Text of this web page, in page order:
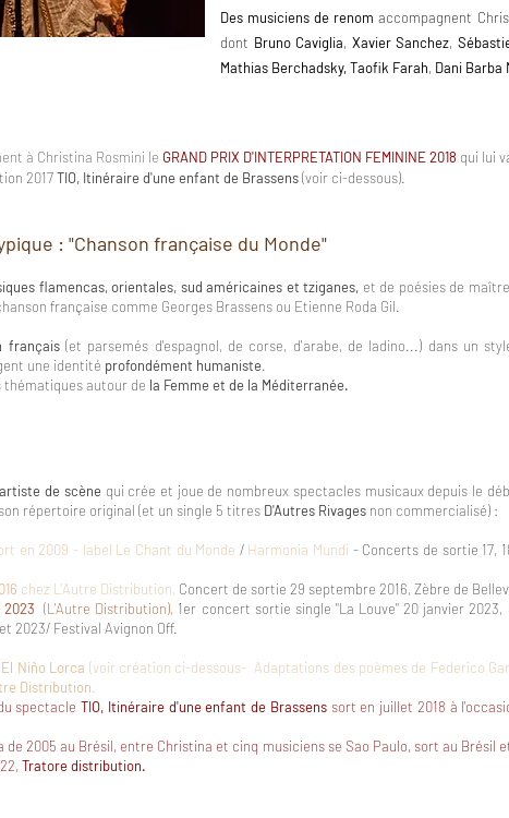
Des musiciens de renomaccompagnent
dont Bruno Caviglia, Xavier Sanchez,
Mathias Berchadsky,Taofik Farah, Dani Barba
à Christina Rosmini le GRAND PRIX D'INTERPRETATION FEMININE 2018 qui lui
2017TIO, Itinéraire d'une enfant de Brassens(voir ci-dessous).
: "Chanson française du Monde"
flamencas, orientales, sud américaines et tziganes, et de poésies de
française comme Georges Brassens ou Etienne Roda Gil.
français(et parsemés d'espagnol, de corse, d'arabe, de ladino...) dans un
une identité profondément humaniste.
thématiques autour de la Femme et de la Méditerranée.
de scène qui crée et joue de nombreux spectacles musicaux depuis le
répertoire original (et un single 5 titres D'Autres Rivages non commercialisé) :
en 2009 - label Le Chant du Monde / Harmonia Mundi - Concerts de sortie 17,
chez L'Autre Distribution, Concert de sortie 29 septembre 2016, Zèbre de
2023 (L'Autre Distribution), 1er concert sortie single "La Louve" 20 janvier 2023,
2023/ Festival Avignon Off.
El Niño Lorca (voir création ci-dessous- Adaptations des poèmes de Federico
Distribution
spectacleTIO, Itinéraire d'une enfant de Brassenssort en juillet 2018 à
de 2005 au Brésil, entre Christina et cinq musiciens se Sao Paulo, sort au Brésil
Tratore distribution.